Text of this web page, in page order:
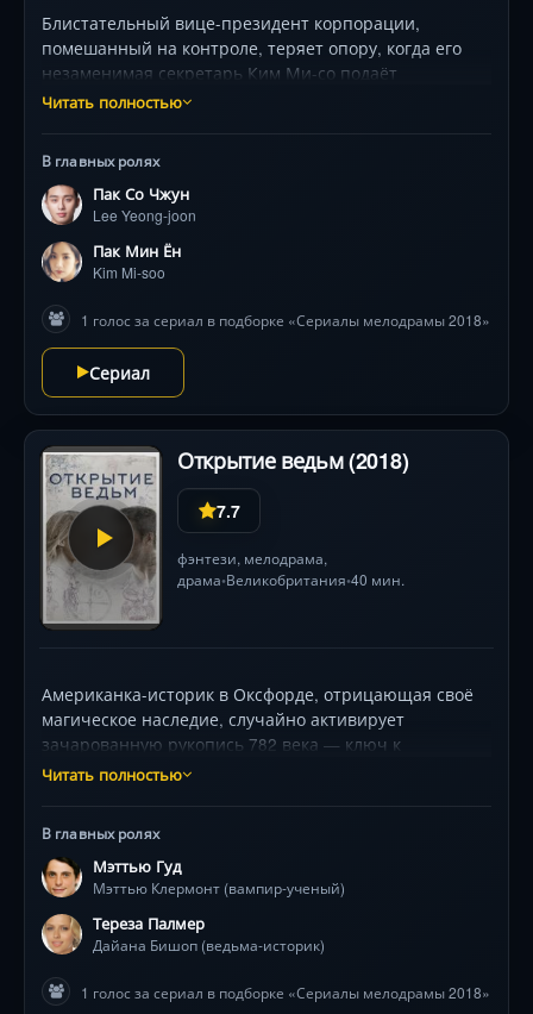
Блистательный вице-президент корпорации,
помешанный на контроле, теряет опору, когда его
незаменимая секретарь Ким Ми-со подаёт
заявление. Узнав, что она хочет начать личную
но детские травмы и тёмные секреты грозят
разрушить хрупкое сближение. Пак Со Джун блистает
в роли самовлюблённого перфекциониста, а Пак Мин
Ён покоряет силой и уязвимостью. Ожидайте
изысканные костюмы, визуальную эстетику и
Читать полностью
В главных ролях
Пак Со Чжун
Lee Yeong-joon
Пак Мин Ён
Kim Mi-soo
1 голос за сериал в подборке «Сериалы мелодрамы 2018»
Сериал
Открытие ведьм (2018)
7.7
фэнтези, мелодрама,
драма•Великобритания•40 мин.
Американка-историк в Оксфорде, отрицающая своё
магическое наследие, случайно активирует
зачарованную рукопись 782 века — ключ к
происхождению сверхъественных существ. Её
Конгрегации на межвидовые связи. Вместе они
погружаются в опасные поиски истины: ведьма
открывает в себе редкую силу Пряхи, а вампир
борется с тёмным наследством рода. Их союз
провоцирует преследования древних врагов,
исчезновением всем магическим расам. Роскошные
Читать полностью
В главных ролях
Мэттью Гуд
Мэттью Клермонт (вампир-ученый)
Тереза Палмер
Дайана Бишоп (ведьма-историк)
1 голос за сериал в подборке «Сериалы мелодрамы 2018»